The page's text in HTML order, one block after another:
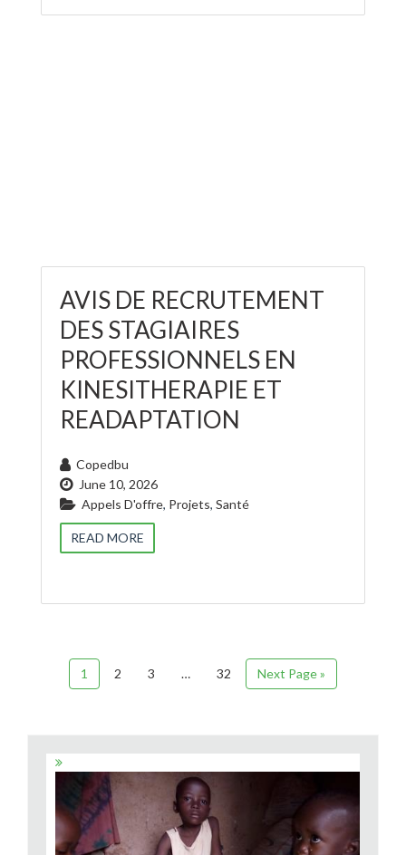
AVIS DE RECRUTEMENT
DES STAGIAIRES
PROFESSIONNELS EN
KINESITHERAPIE ET
READAPTATION
Copedbu
June 10, 2026
Appels D'offre, Projets, Santé
READ MORE
1 2 3 … 32 Next Page »